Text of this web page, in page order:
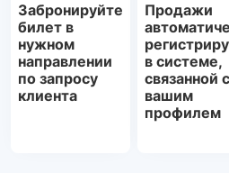
Забронируйте
билет в
нужном
направлении
по запросу
клиента
Продажи
в системе,
связанной с
вашим
профилем